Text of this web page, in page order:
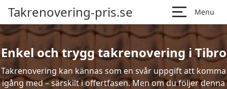
Takrenovering-pris.se Menu
Enkel och trygg takrenovering i Tibro
Takrenovering kan kännas som en svår uppgift att komma
igång med – särskilt i offertfasen. Men om du följer denna